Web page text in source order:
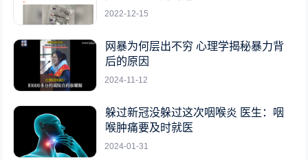
2022-12-15
网暴为何层出不穷 心理学揭秘暴力背
后的原因
2024-11-12
躲过新冠没躲过这次咽喉炎 医生：咽
喉肿痛要及时就医
2024-01-31